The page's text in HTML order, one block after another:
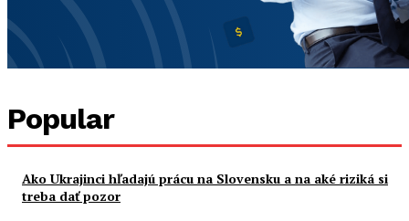
Popular
Ako Ukrajinci hľadajú prácu na Slovensku a na aké riziká si
treba dať pozor